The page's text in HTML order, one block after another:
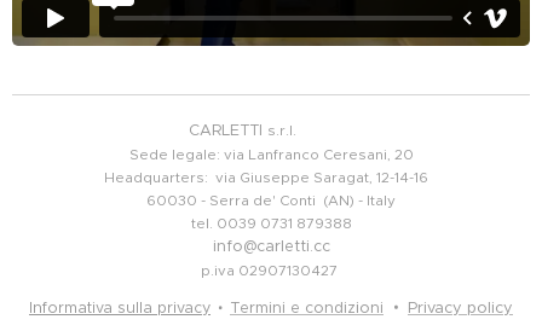
CARLETTI s.r.l.
Sede legale: via Lanfranco Ceresani, 20
Headquarters: via Giuseppe Saragat, 12-14-16
60030 - Serra de' Conti (AN) - Italy
tel. 0039 0731 879388
info@carletti.cc
p.iva 02907130427
Informativa sulla privacy • Termini e condizioni Privacy policy